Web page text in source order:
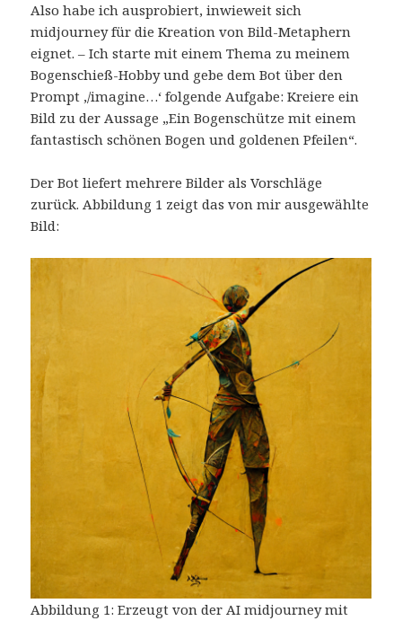
Also habe ich ausprobiert, inwieweit sich
midjourney für die Kreation von Bild-Metaphern
eignet. – Ich starte mit einem Thema zu meinem
Bogenschieß-Hobby und gebe dem Bot über den
Prompt ‚/imagine…‘ folgende Aufgabe: Kreiere ein
Bild zu der Aussage „Ein Bogenschütze mit einem
fantastisch schönen Bogen und goldenen Pfeilen“.
Der Bot liefert mehrere Bilder als Vorschläge
zurück. Abbildung 1 zeigt das von mir ausgewählte
Bild:
Abbildung 1: Erzeugt von der AI midjourney mit